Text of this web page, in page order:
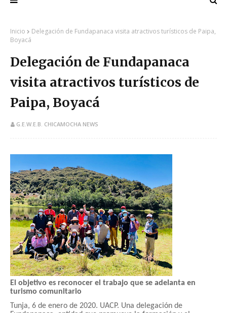
Inicio
Delegación de Fundapanaca visita atractivos turísticos de Paipa,
Boyacá
Delegación de Fundapanaca
visita atractivos turísticos de
Paipa, Boyacá
G.E.W.E.B. CHICAMOCHA NEWS
El objetivo es reconocer el trabajo que se adelanta en
turismo comunitario
Tunja, 6 de enero de 2020. UACP. Una delegación de